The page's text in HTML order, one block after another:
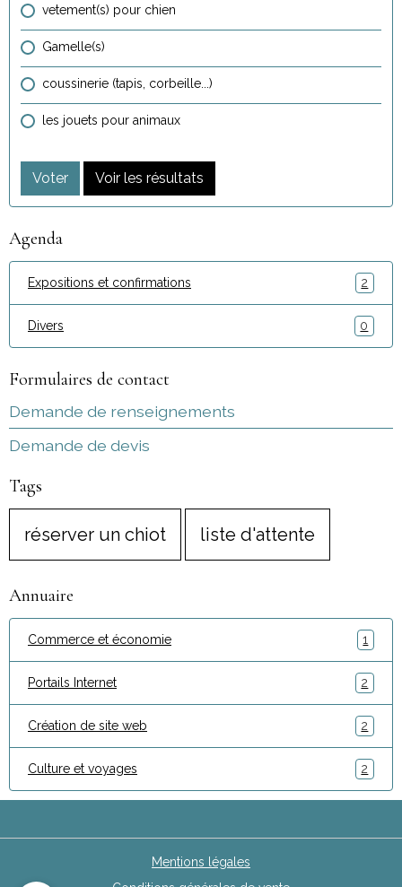
vetement(s) pour chien
Gamelle(s)
coussinerie (tapis, corbeille...)
les jouets pour animaux
Voter Voir les résultats
Agenda
Expositions et confirmations 2
Divers 0
Formulaires de contact
Demande de renseignements
Demande de devis
Tags
réserver un chiot liste d'attente
Annuaire
Commerce et économie 1
Portails Internet 2
Création de site web 2
Culture et voyages 2
Mentions légales